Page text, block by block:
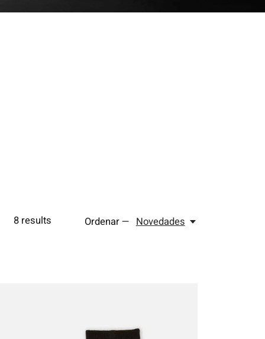
8results Ordenar — Novedades